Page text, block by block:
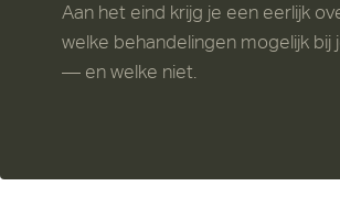
Aan het eind krijg je een eerlijk
welke behandelingen mogelijk bij
— en welke niet.